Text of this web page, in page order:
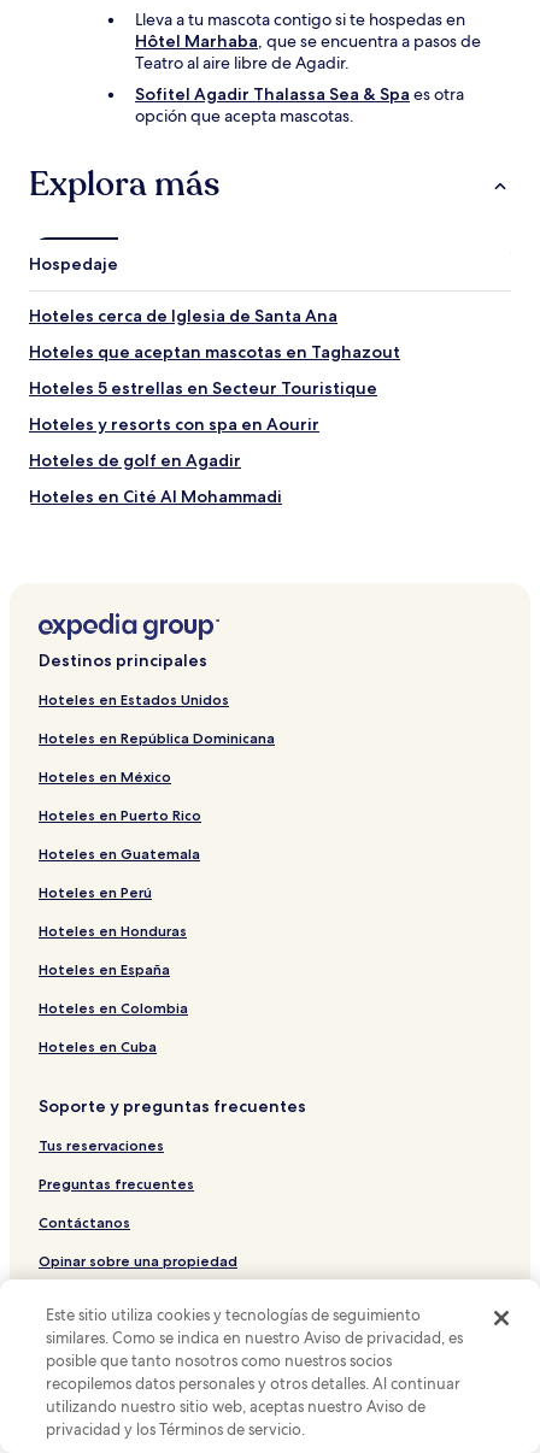
Lleva a tu mascota contigo si te hospedas en
Hôtel Marhaba, que se encuentra a pasos de
Teatro al aire libre de Agadir.
Sofitel Agadir Thalassa Sea & Spa es otra
opción que acepta mascotas.
Explora más
Hospedaje
Hoteles cerca de Iglesia de Santa Ana
Hoteles que aceptan mascotas en Taghazout
Hoteles 5 estrellas en Secteur Touristique
Hoteles y resorts con spa en Aourir
Hoteles de golf en Agadir
Hoteles en Cité Al Mohammadi
Casas de huéspedes en Agadir
Hoteles en Talborjt
Villas en Agadir
Hoteles con gimnasio en Secteur Touristique
Hoteles cerca de Golf Les Dunes
Hoteles con alberca en Aourir
Hoteles en Souss-Massa
Hoteles en Cité El Houda
Hoteles con cocina en Secteur Touristique
Hoteles en Hay El Farah
Apart-Hoteles en Agadir
Hoteles de lujo en Secteur Touristique
Hoteles baratos en Aourir
Hoteles todo incluido en Agadir
Hoteles 4 estrellas en Agadir
Hoteles cerca de Sinagoga de Agadir
Hoteles cerca de Casino Shems
Hoteles 3 estrellas en Agadir
Hoteles en Agadir-Ida ou Tanane
Hoteles en Tikiouine
Hoteles 5 estrellas en Taghazout
Destinos principales
Hoteles en Estados Unidos
Hoteles en República Dominicana
Hoteles en México
Hoteles en Puerto Rico
Hoteles en Guatemala
Hoteles en Perú
Hoteles en Honduras
Hoteles en España
Hoteles en Colombia
Hoteles en Cuba
Soporte y preguntas frecuentes
Tus reservaciones
Preguntas frecuentes
Contáctanos
Opinar sobre una propiedad
Proveedores, afiliados y medios de comunicación
Afiliarte con nosotros
Sala de prensa
Anunciarte con nosotros
Este sitio utiliza cookies y tecnologías de seguimiento
similares. Como se indica en nuestro Aviso de privacidad, es
posible que tanto nosotros como nuestros socios
recopilemos datos personales y otros detalles. Al continuar
utilizando nuestro sitio web, aceptas nuestro Aviso de
privacidad y los Términos de servicio.